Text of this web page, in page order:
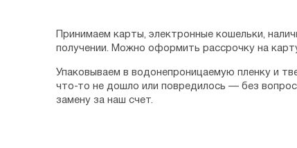
Принимаем карты, электронные кошельки,
получении. Можно оформить рассрочку на
Упаковываем в водонепроницаемую пленку и
что-то не дошло или повредилось — без
замену за наш счет.